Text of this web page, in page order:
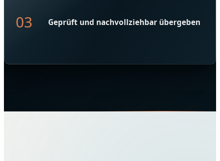
03 Geprüft und nachvollziehbar übergeben